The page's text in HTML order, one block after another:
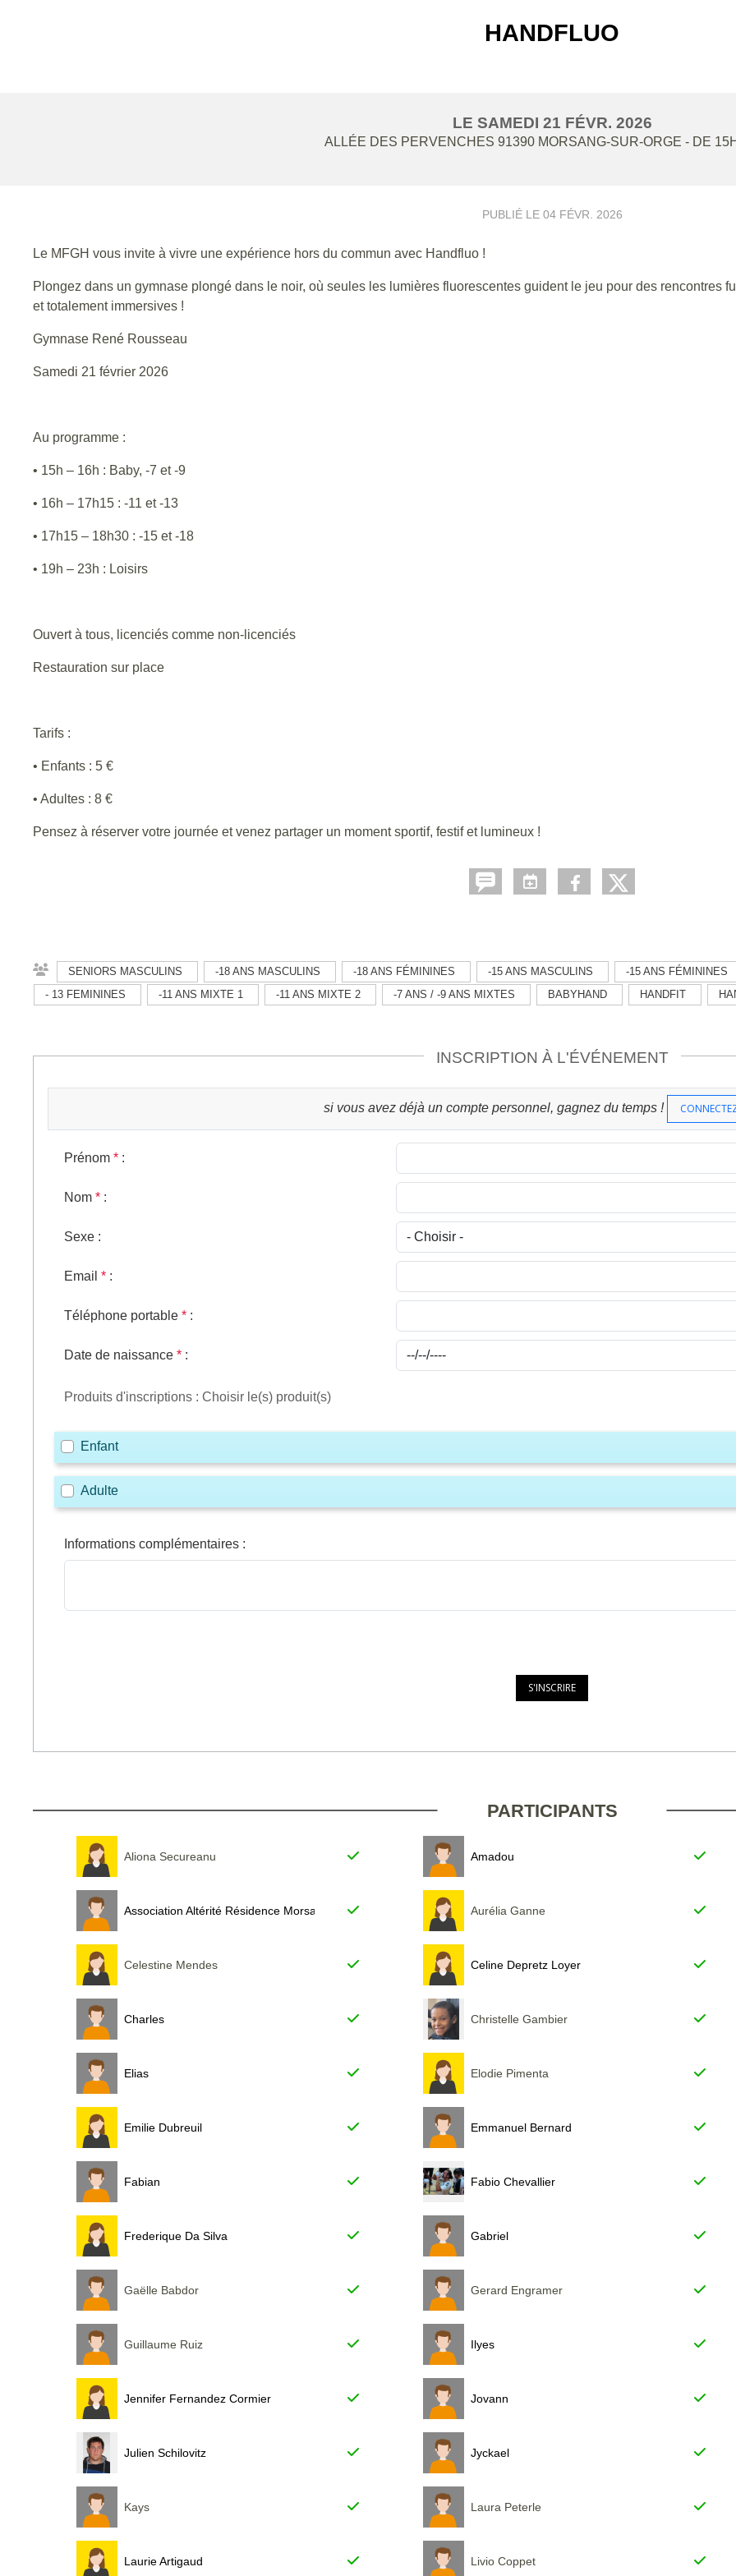
HANDFLUO
LE SAMEDI 21 FÉVR. 2026
ALLÉE DES PERVENCHES 91390 MORSANG-SUR-ORGE - DE
PUBLIÉ LE 04 FÉVR. 2026
Le MFGH vous invite à vivre une expérience hors du commun avec Handfluo !
Plongez dans un gymnase plongé dans le noir, où seules les lumières fluorescentes guident le jeu pour des rencontres
et totalement immersives !
Gymnase René Rousseau
Samedi 21 février 2026
Au programme :
• 15h – 16h : Baby, -7 et -9
• 16h – 17h15 : -11 et -13
• 17h15 – 18h30 : -15 et -18
• 19h – 23h : Loisirs
Ouvert à tous, licenciés comme non-licenciés
Restauration sur place
Tarifs :
• Enfants : 5 €
• Adultes : 8 €
Pensez à réserver votre journée et venez partager un moment sportif, festif et lumineux !
SENIORS MASCULINS -18 ANS MASCULINS -18 ANS FÉMININES -15 ANS MASCULINS
-15 ANS FÉMININES
- 13 FEMININES
-11 ANS MIXTE 1 -11 ANS MIXTE 2 -7 ANS / -9 ANS MIXTES BABYHAND HANDFIT
INSCRIPTION À L'ÉVÉNEMENT
si vous avez déjà un compte personnel, gagnez du temps !
Prénom * :
Nom * :
Sexe :
Email * :
Téléphone portable * :
Date de naissance * :
Produits d'inscriptions : Choisir le(s) produit(s)
Enfant
Adulte
Informations complémentaires :
PARTICIPANTS
Aliona Secureanu Amadou
Association Altérité Résidence Morsaintoise Aurélia Ganne
Celestine Mendes Celine Depretz Loyer
Charles Christelle Gambier
Elias Elodie Pimenta
Emilie Dubreuil Emmanuel Bernard
Fabian Fabio Chevallier
Frederique Da Silva Gabriel
Gaëlle Babdor Gerard Engramer
Guillaume Ruiz Ilyes
Jennifer Fernandez Cormier Jovann
Julien Schilovitz Jyckael
Kays Laura Peterle
Laurie Artigaud Livio Coppet